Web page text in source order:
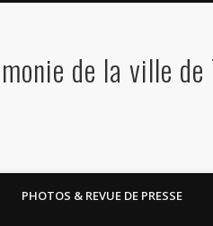
de la ville
PHOTOS & REVUE DE PRESSE